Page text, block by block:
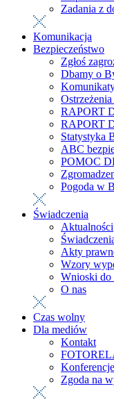
Zadania z
Komunikacja
Bezpieczeństwo
Zgłoś
Dbamy o
RAPORT
RAPORT
Statystyka
ABC
POMOC
Pogoda w
Świadczenia
Aktualności
Akty
Wzory
Wnioski do
O nas
Czas wolny
Dla mediów
Kontakt
Zgoda na